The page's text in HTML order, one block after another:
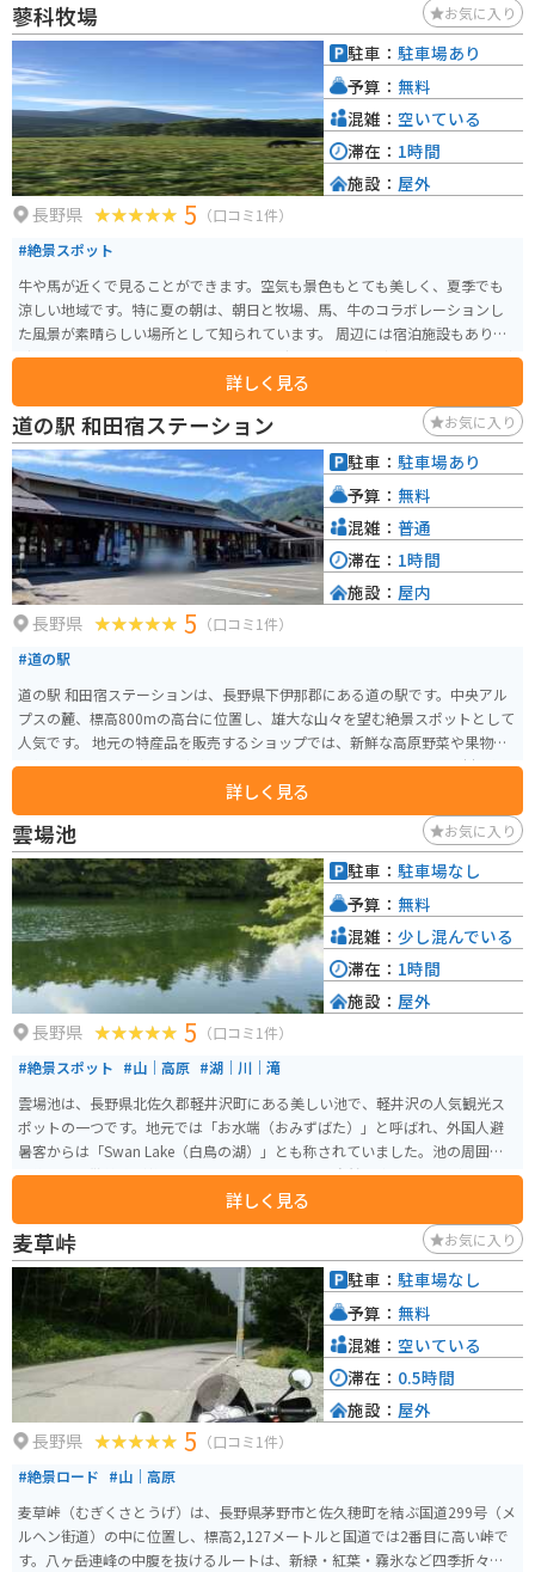
蓼科牧場 お気に入り
長野県 5 （口コミ1件）
#絶景スポット
牛や馬が近くで見ることができます。空気も景色もとても美しく、夏季でも
涼しい地域です。特に夏の朝は、朝日と牧場、馬、牛のコラボレーションし
た風景が素晴らしい場所として知られています。 周辺には宿泊施設もあり、
避暑地として最適です。バイクツーリングで訪れて、のどかな風景とともに牛
や馬と触れ合ってみるのもいいでしょう。
詳しく見る
駐車： 駐車場あり
予算： 無料
混雑： 空いている
滞在： 1時間
施設： 屋外
道の駅 和田宿ステーション お気に入り
長野県 5 （口コミ1件）
#道の駅
道の駅 和田宿ステーションは、長野県下伊那郡にある道の駅です。中央アル
プスの麓、標高800mの高台に位置し、雄大な山々を望む絶景スポットとして
人気です。 地元の特産品を販売するショップでは、新鮮な高原野菜や果物、
手作りのジャムや漬物などが並びます。レストランでは、地元産の食材を使
った郷土料理や、信州そばなどが楽しめます。バイクラックも設置されてい
るので、ツーリングの休憩にも最適です。 和田宿ステーションから少し足を
延ばせば、南アルプスを源流とする清流、遠山川での渓流釣りや、豊かな自
然の中でのハイキングなども楽しめます。周辺には温泉地も多く、旅の疲れ
を癒やすこともできます。
詳しく見る
駐車： 駐車場あり
予算： 無料
混雑： 普通
滞在： 1時間
施設： 屋内
雲場池 お気に入り
長野県 5 （口コミ1件）
#絶景スポット #山｜高原 #湖｜川｜滝
雲場池は、長野県北佐久郡軽井沢町にある美しい池で、軽井沢の人気観光ス
ポットの一つです。地元では「お水端（おみずばた）」と呼ばれ、外国人避
暑客からは「Swan Lake（白鳥の湖）」とも称されていました。池の周囲に
は約1kmの散策路が整備されており、四季折々の自然を楽しむことができま
す。春の新緑、夏の緑陰、秋の紅葉、冬の雪景色と、一年を通して異なる風
景を堪能できます。特に秋の紅葉は見事で、水面に映る赤や黄色の木々が美
しい写真スポットとしても人気です。
詳しく見る
駐車： 駐車場なし
予算： 無料
混雑： 少し混んでいる
滞在： 1時間
施設： 屋外
麦草峠 お気に入り
長野県 5 （口コミ1件）
#絶景ロード #山｜高原
麦草峠（むぎくさとうげ）は、長野県茅野市と佐久穂町を結ぶ国道299号（メ
ルヘン街道）の中に位置し、標高2,127メートルと国道では2番目に高い峠で
す。八ヶ岳連峰の中腹を抜けるルートは、新緑・紅葉・霧氷など四季折々の
駐車： 駐車場なし
予算： 無料
混雑： 空いている
滞在： 0.5時間
施設： 屋外